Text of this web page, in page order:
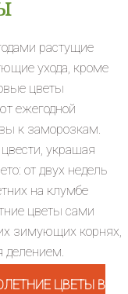
растущие
ухода, кроме
цветы
ежегодной
к заморозкам.
украшая
от двух недель
на клумбе
цветы сами
зимующих корнях,
ЦВЕТЫ В